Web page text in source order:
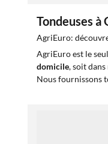
Tondeuses à
AgriEuro:
AgriEuro est le
domicile, soit
Nous fournissons